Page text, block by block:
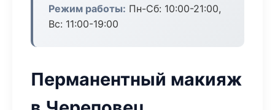
Режим работы: Пн-Сб: 10:00-21:00,
Вс: 11:00-19:00
Перманентный макияж